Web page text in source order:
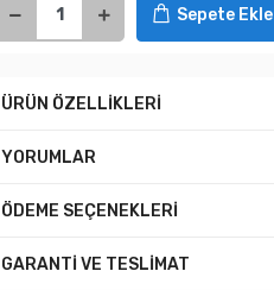
Sepete Ekle
ÜRÜN ÖZELLİKLERİ
YORUMLAR
ÖDEME SEÇENEKLERİ
GARANTİ VE TESLİMAT